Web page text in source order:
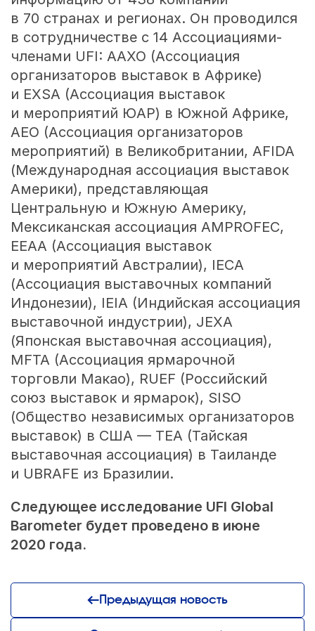
в 70 странах и регионах. Он проводился
в сотрудничестве с 14 Ассоциациями-
членами UFI: AAXO (Ассоциация
организаторов выставок в Африке)
и EXSA (Ассоциация выставок
и мероприятий ЮАР) в Южной Африке,
AEO (Ассоциация организаторов
мероприятий) в Великобритании, AFIDA
(Международная ассоциация выставок
Америки), представляющая
Центральную и Южную Америку,
Мексиканская ассоциация AMPROFEC,
EEAA (Ассоциация выставок
и мероприятий Австралии), IECA
(Ассоциация выставочных компаний
Индонезии), IEIA (Индийская ассоциация
выставочной индустрии), JEXA
(Японская выставочная ассоциация),
MFTA (Ассоциация ярмарочной
торговли Макао), RUEF (Российский
союз выставок и ярмарок), SISO
(Общество независимых организаторов
выставок) в США — TEA (Тайская
выставочная ассоциация) в Таиланде
и UBRAFE из Бразилии.
Следующее исследование UFI Global
Barometer будет проведено в июне
2020 года.
Предыдущая новость